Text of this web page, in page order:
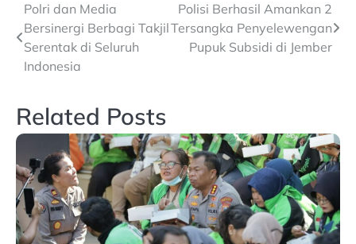
Post
navigation
Polri dan Media
Bersinergi Berbagi Takjil
Serentak di Seluruh
Indonesia
Polisi Berhasil Amankan 2
Tersangka Penyelewengan
Pupuk Subsidi di Jember
Related Posts